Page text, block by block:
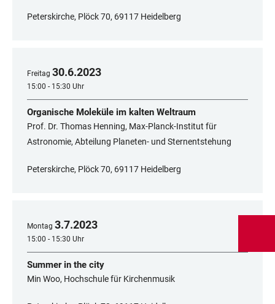
Peterskirche, Plöck 70, 69117 Heidelberg
Freitag 30.6.2023
15:00 - 15:30 Uhr
Organische Moleküle im kalten Weltraum
Prof. Dr. Thomas Henning, Max-Planck-Institut für
Astronomie, Abteilung Planeten- und Sternentstehung
Peterskirche, Plöck 70, 69117 Heidelberg
Montag 3.7.2023
15:00 - 15:30 Uhr
Summer in the city
Min Woo, Hochschule für Kirchenmusik